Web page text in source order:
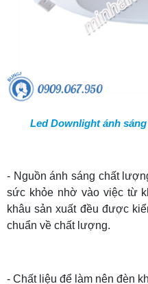
Led Downlight ánh
- Nguồn ánh sáng chất
sức khỏe nhờ vào việc từ
khâu sản xuất đều được
chuẩn về chất lượng.
- Chất liệu để làm nên đèn